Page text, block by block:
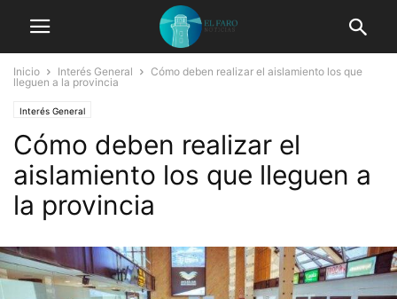
Inicio Interés General
Cómo deben realizar el aislamiento los que
lleguen a la provincia
Interés General
Cómo deben realizar el
aislamiento los que lleguen a
la provincia